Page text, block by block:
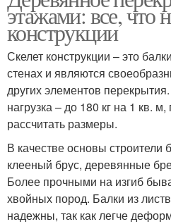
этажами: все, что
конструкции
Скелет конструкции – это
стенах и являются
других элементов
нагрузка – до 180 кг на 1 кв.
рассчитать размеры.
В качестве основы строители
клееный брус, деревянные
Более прочными на изгиб
хвойных пород. Балки из
надежны, так как легче